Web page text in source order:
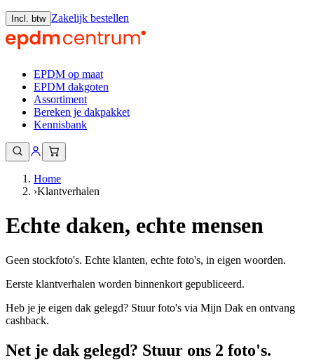
Incl. btw Zakelijk bestellen
EPDM op maat
EPDM dakgoten
Assortiment
Bereken je dakpakket
Kennisbank
Home
›Klantverhalen
Echte daken, echte mensen
Geen stockfoto's. Echte klanten, echte foto's, in eigen woorden.
Eerste klantverhalen worden binnenkort gepubliceerd.
Heb je je eigen dak gelegd? Stuur foto's via Mijn Dak en ontvang
cashback.
Net je dak gelegd? Stuur ons 2 foto's.